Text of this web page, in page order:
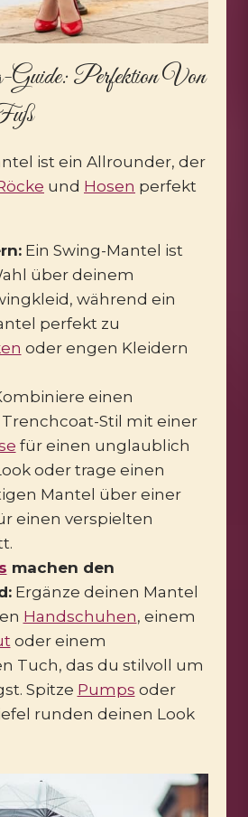
Perfektion Von
ist ein Allrounder, der
und Hosen perfekt
Ein Swing-Mantel ist
über deinem
während ein
perfekt zu
oder engen Kleidern
einen
Stil mit einer
für einen unglaublich
oder trage einen
Mantel über einer
einen verspielten
machen den
Ergänze deinen Mantel
Handschuhen, einem
oder einem
Tuch, das du stilvoll um
Spitze Pumps oder
runden deinen Look